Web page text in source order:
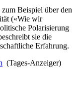
zum Beispiel über den
(«Wie wir
Polarisierung
sie die
Erfahrung.
(Tages-Anzeiger)